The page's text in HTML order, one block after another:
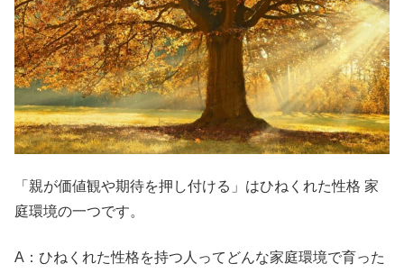
「親が価値観や期待を押し付ける」はひねくれた性格 家
庭環境の一つです。
A：ひねくれた性格を持つ人ってどんな家庭環境で育った